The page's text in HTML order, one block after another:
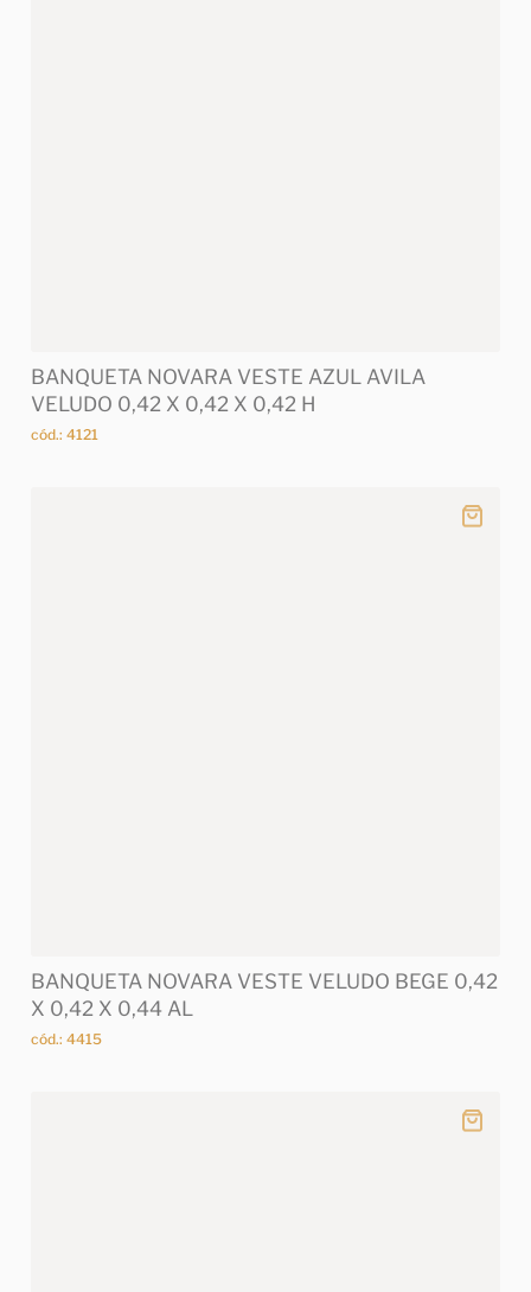
BANQUETA NOVARA VESTE AZUL AVILA
VELUDO 0,42 X 0,42 X 0,42 H
cód.: 4121
BANQUETA NOVARA VESTE VELUDO BEGE 0,42
X 0,42 X 0,44 AL
cód.: 4415